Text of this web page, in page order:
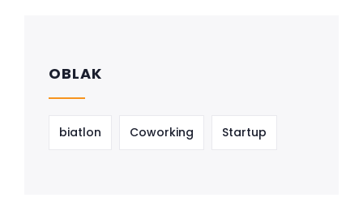
OBLAK
biatlon Coworking Startup